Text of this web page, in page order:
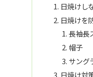
日焼けし
日焼けを
長袖長
帽子
サング
日焼け対